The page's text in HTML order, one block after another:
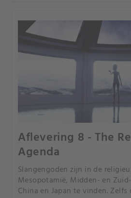
Aflevering 8 - The
Agenda
Slangengoden zijn in de
Mesopotamië, Midden- en
China en Japan te vinden.